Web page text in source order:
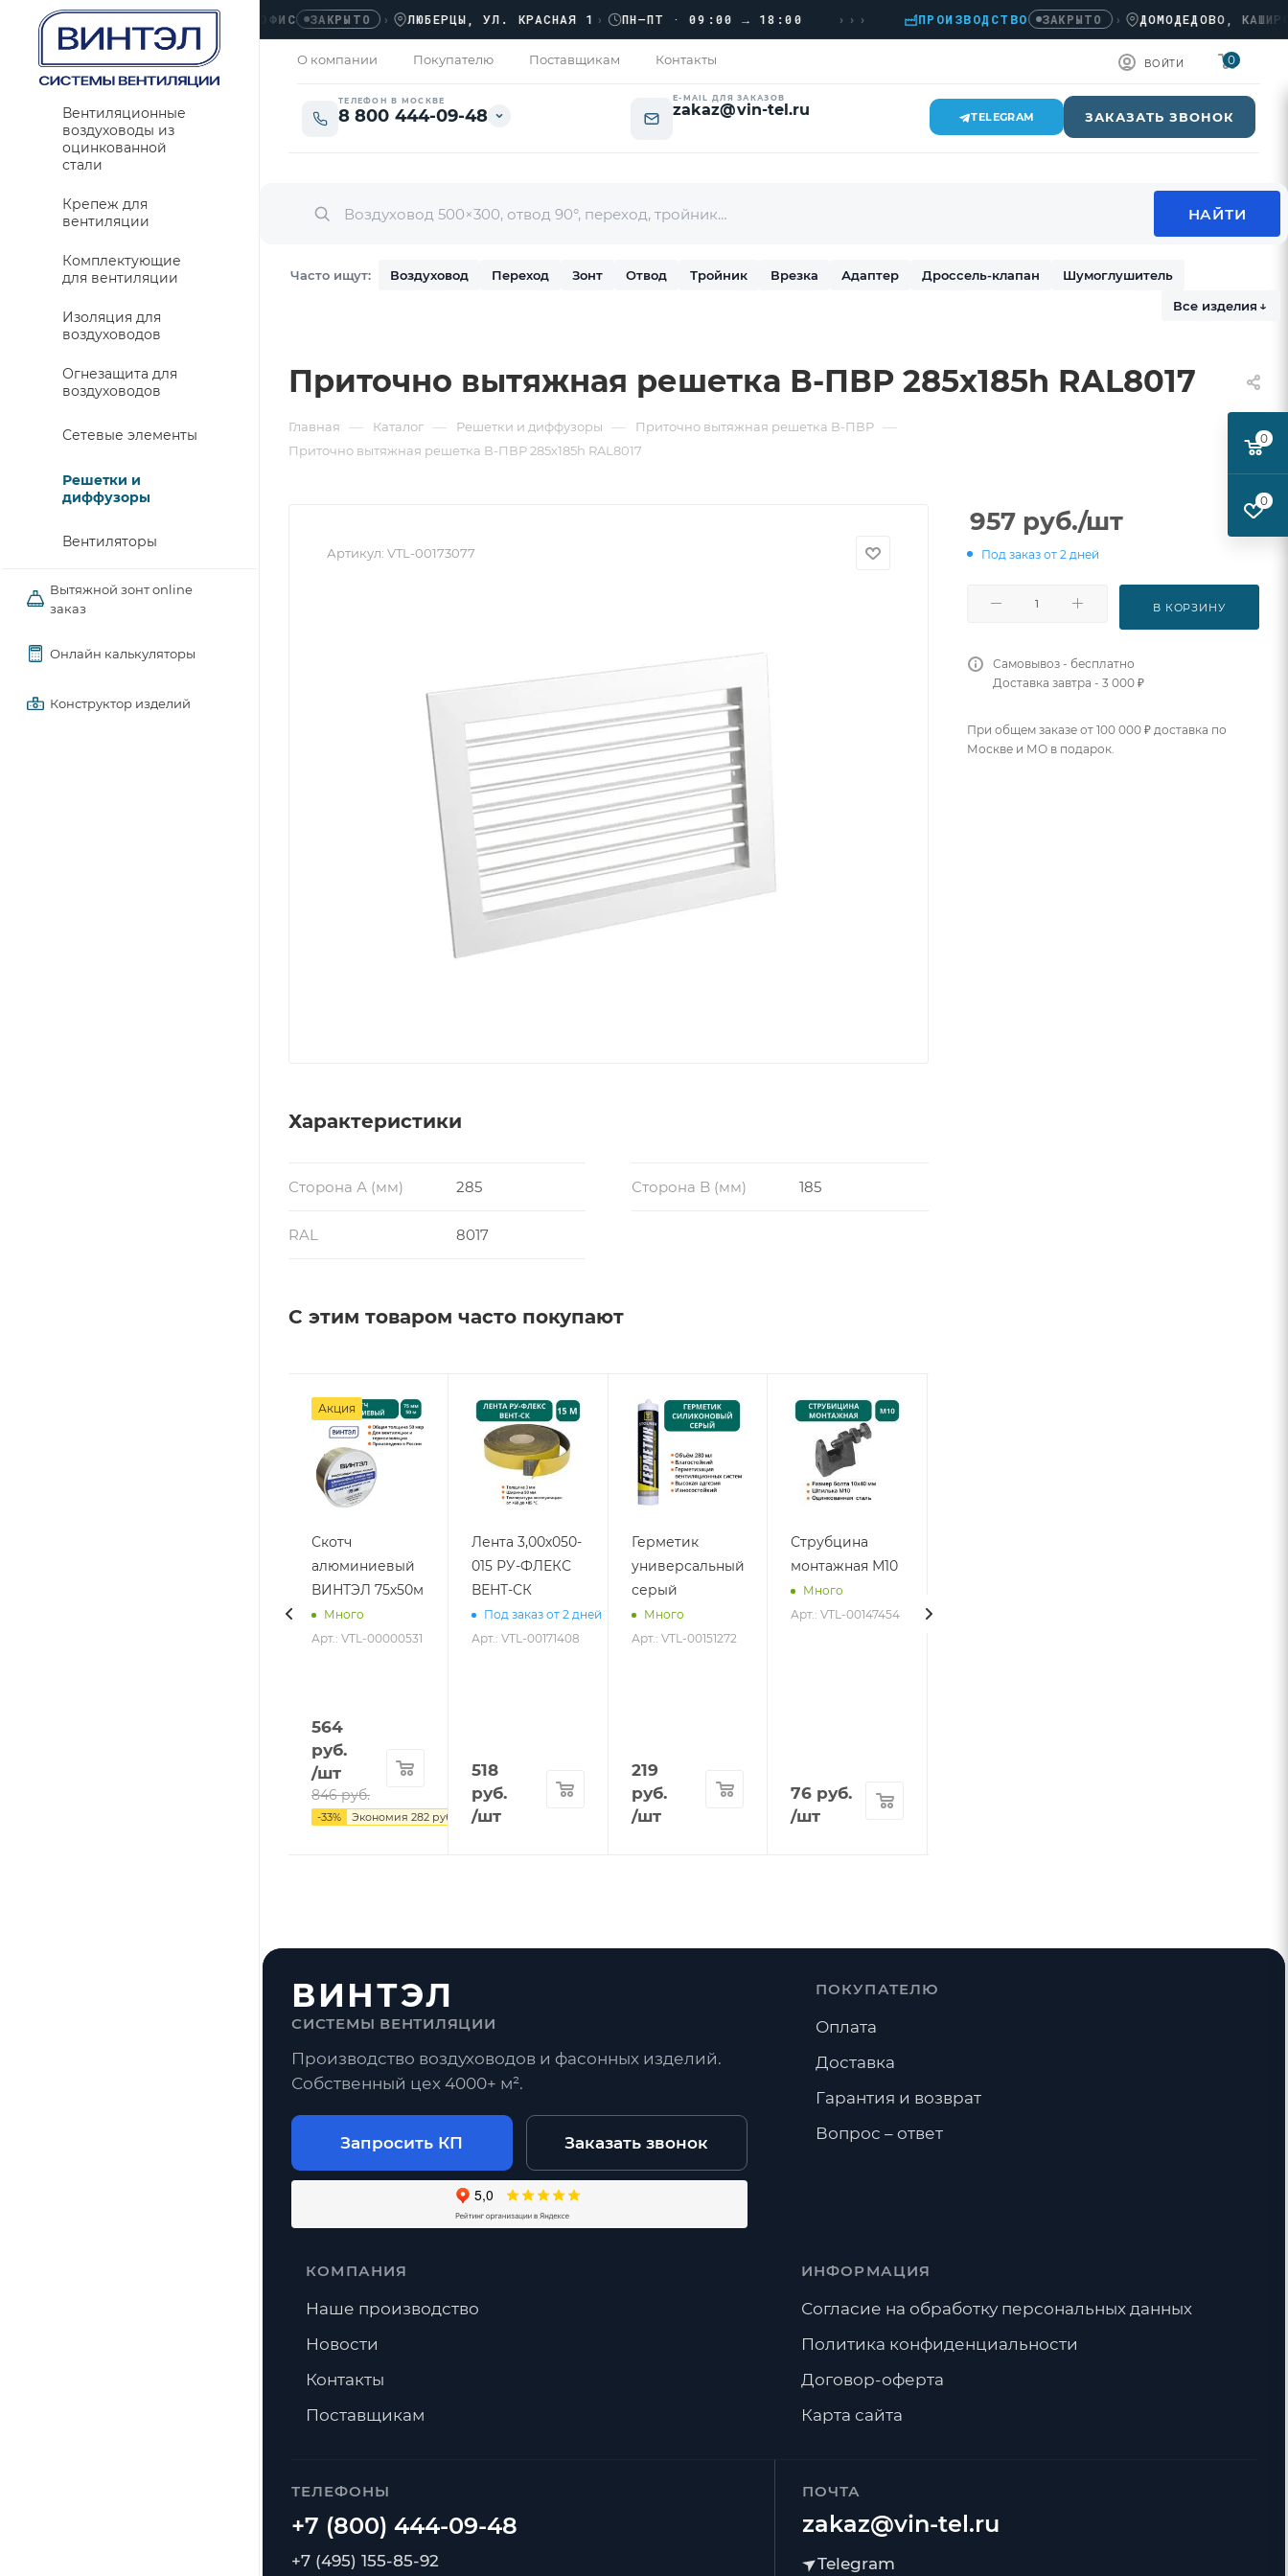
ЗАКРЫТО › ЛЮБЕРЦЫ, УЛ. КРАСНАЯ 1› ПН–ПТ · 09:00 → 18:00 ПРОИЗВОДСТВО ЗАКРЫТО › ДОМОДЕДОВО,
О компании Покупателю Поставщикам Контакты ВОЙТИ 0
ТЕЛЕФОН В МОСКВЕ
8 800 444-09-48
E-MAIL ДЛЯ ЗАКАЗОВ
zakaz@vin-tel.ru TELEGRAM ЗАКАЗАТЬ ЗВОНОК
Часто ищут: Воздуховод Переход Зонт Отвод Тройник Врезка Адаптер Дроссель-клапан
Шумоглушитель
Все изделия ↓
Вентиляционные
воздуховоды из
оцинкованной
стали
Крепеж для
вентиляции
Комплектующие
для вентиляции
Изоляция для
воздуховодов
Огнезащита для
воздуховодов
Сетевые элементы
Решетки и
диффузоры
Вентиляторы
Вытяжной зонт online
заказ
Онлайн калькуляторы
Конструктор изделий
Приточно вытяжная решетка В-ПВР 285х185h RAL8017
Главная — Каталог — Решетки и диффузоры — Приточно вытяжная решетка В-ПВР —
Приточно вытяжная решетка В-ПВР 285х185h RAL8017
Артикул: VTL-00173077
Характеристики
Сторона А (мм) 285 Сторона B (мм) 185
RAL 8017
С этим товаром часто покупают
Акция
Скотч
алюминиевый
ВИНТЭЛ 75х50м
Много
Арт.: VTL-00000531
564
руб.
/шт
846руб.
-33% Экономия 282 руб.
Лента 3,00х050-
015 РУ-ФЛЕКС
ВЕНТ-СК
Под заказ от 2 дней
Арт.: VTL-00171408
518
руб.
/шт
Герметик
универсальный
серый
Много
Арт.: VTL-00151272
219
руб.
/шт
Струбцина
монтажная М10
Много
Арт.: VTL-00147454
76 руб.
/шт
957 руб./шт
Под заказ от 2 дней
В КОРЗИНУ
Самовывоз - бесплатно
Доставка завтра - 3 000 ₽
При общем заказе от 100 000 ₽ доставка по
Москве и МО в подарок.
ВИНТЭЛ
СИСТЕМЫ ВЕНТИЛЯЦИИ
Производство воздуховодов и фасонных изделий.
Собственный цех 4000+ м².
Запросить КП Заказать звонок
ТЕЛЕФОНЫ
+7 (495) 155-85-92
ПОЧТА
zakaz@vin-tel.ru
ПОКУПАТЕЛЮ
Оплата
Доставка
Гарантия и возврат
Вопрос – ответ
КОМПАНИЯ
Наше производство
Новости
Контакты
Поставщикам
ИНФОРМАЦИЯ
Согласие на обработку персональных данных
Политика конфиденциальности
Договор-оферта
Карта сайта
0
0